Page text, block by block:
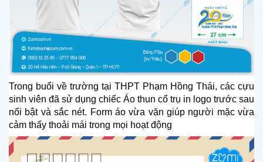
Trong buổi về trường tại THPT Phạm Hồng Thái, các cựu
sinh viên đã sử dụng chiếc Áo thun cổ trụ in logo trước sau
nổi bật và sắc nét. Form áo vừa vặn giúp người mặc vừa
cảm thấy thoải mái trong mọi hoạt động